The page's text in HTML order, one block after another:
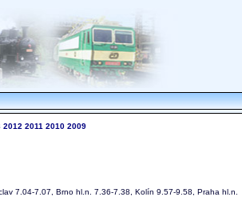
2012 2011 2010 2009
7.04-7.07, Brno hl.n. 7.36-7.38, Kolín 9.57-9.58, Praha hl.n.